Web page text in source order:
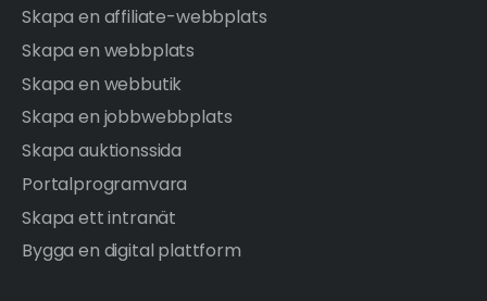
Skapa en affiliate-webbplats
Skapa en webbplats
Skapa en webbutik
Skapa en jobbwebbplats
Skapa auktionssida
Portalprogramvara
Skapa ett intranät
Bygga en digital plattform